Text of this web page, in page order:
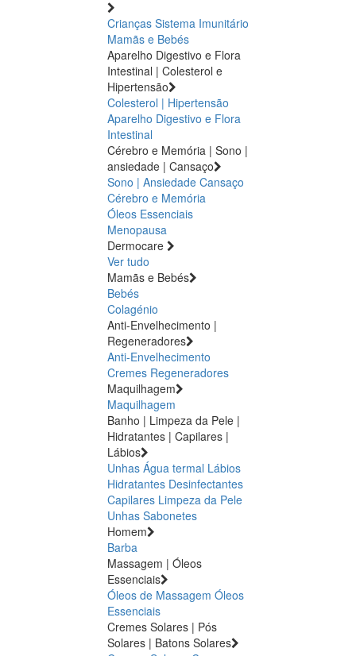
Crianças Sistema Imunitário
Mamãs e Bebés
Aparelho Digestivo e Flora
Intestinal | Colesterol e
Hipertensão
Colesterol | Hipertensão
Aparelho Digestivo e Flora
Intestinal
Cérebro e Memória | Sono |
ansiedade | Cansaço
Sono | Ansiedade Cansaço
Cérebro e Memória
Óleos Essenciais
Menopausa
Dermocare
Ver tudo
Mamãs e Bebés
Bebés
Colagénio
Anti-Envelhecimento |
Regeneradores
Anti-Envelhecimento
Cremes Regeneradores
Maquilhagem
Maquilhagem
Banho | Limpeza da Pele |
Hidratantes | Capilares |
Lábios
Unhas Água termal Lábios
Hidratantes Desinfectantes
Capilares Limpeza da Pele
Unhas Sabonetes
Homem
Barba
Massagem | Óleos
Essenciais
Óleos de Massagem Óleos
Essenciais
Cremes Solares | Pós
Solares | Batons Solares